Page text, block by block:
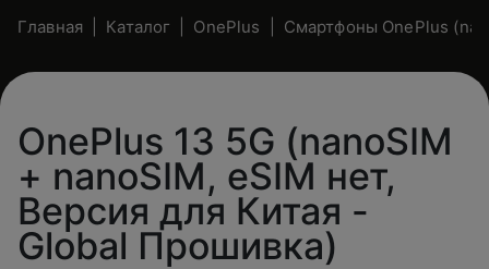
Главная Каталог OnePlus Смартфоны OnePlus
OnePlus 13 5G (nanoSIM
+ nanoSIM, eSIM нет,
Версия для Китая -
Global Прошивка)